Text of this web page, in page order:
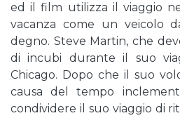
ed il film utilizza il viaggio
vacanza come un veicolo
degno. Steve Martin, che
di incubi durante il suo
Chicago. Dopo che il suo
causa del tempo
condividere il suo viaggio di